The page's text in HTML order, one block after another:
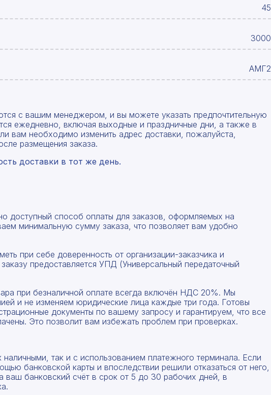
45
3000
АМГ2
с вашим менеджером, и вы можете указать предпочтительную
ежедневно, включая выходные и праздничные дни, а также в
вам необходимо изменить адрес доставки, пожалуйста,
размещения заказа.
доставки в тот же день.
доступный способ оплаты для заказов, оформляемых на
минимальную сумму заказа, что позволяет вам удобно
при себе доверенность от организации-заказчика и
предоставляется УПД (Универсальный передаточный
при безналичной оплате всегда включён НДС 20%. Мы
и не изменяем юридические лица каждые три года. Готовы
документы по вашему запросу и гарантируем, что все
Это позволит вам избежать проблем при проверках.
так и с использованием платежного терминала. Если
банковской карты и впоследствии решили отказаться от него,
ваш банковский счёт в срок от 5 до 30 рабочих дней, в
Рассчитать смету
Заполните форму ниже, чтобы получить точный